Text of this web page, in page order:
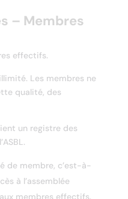
– Membres
effectifs.
Les membres ne
qualité, des
un registre des
de membre, c’est-à-
à l’assemblée
membres effectifs.